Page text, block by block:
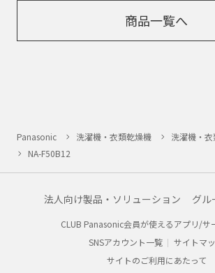
商品一覧へ
Panasonic 洗濯機・衣類乾燥機
洗濯機・
NA-F50B12
法人向け製品・ソリューション グル
CLUB Panasonic会員が使えるアプリ/サ
SNSアカウント一覧
サイトマ
サイトのご利用にあたって